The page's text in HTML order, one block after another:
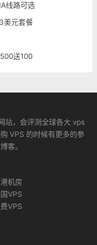
线路可选
美元套餐
送100
站，会评测全球各大 vps
VPS 的时候有更多的参
客。
机房
VPS
VPS